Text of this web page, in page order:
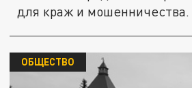
для краж и мошенничества.
ОБЩЕСТВО